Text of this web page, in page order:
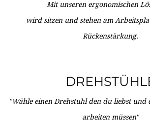
Mit unseren ergonomischen
wird sitzen und stehen am
Rückenstärkung.
"Wähle einen Drehstuhl den du liebst
arbeiten müssen"